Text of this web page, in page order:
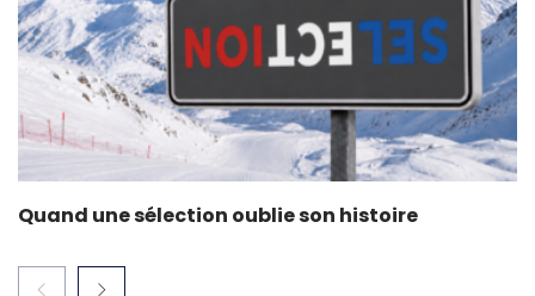
Quand une sélection oublie son histoire